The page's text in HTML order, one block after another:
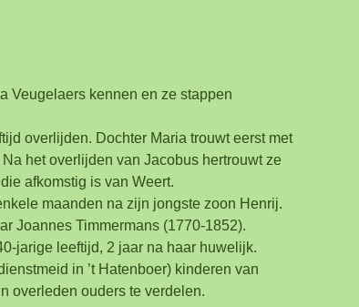
Veugelaers kennen en ze stappen
overlijden. Dochter Maria trouwt eerst met
het overlijden van Jacobus hertrouwt ze
afkomstig is van Weert.
maanden na zijn jongste zoon Henrij.
Joannes Timmermans (1770-1852).
jarige leeftijd, 2 jaar na haar huwelijk.
in ’t Hatenboer) kinderen van
overleden ouders te verdelen.